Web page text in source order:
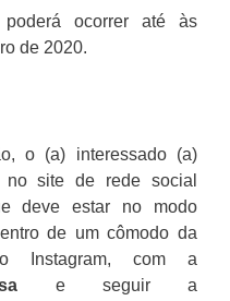
ocorrer até às
de 2020.
o (a) interessado (a)
no site de rede social
deve estar no modo
de um cômodo da
Instagram, com a
e seguir a